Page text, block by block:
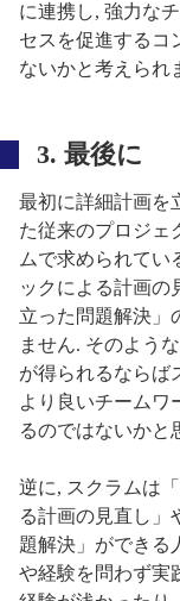
に連携し, 強力な
セスを促進するコ
ないかと考えられ
3. 最後に
最初に詳細計画を
た従来のプロジェ
ムで求められてい
ックによる計画の
立った問題解決」
ません. そのよう
が得られるならば
より良いチームワ
るのではないかと
逆に, スクラムは
る計画の見直し」
題解決」ができる
や経験を問わず実